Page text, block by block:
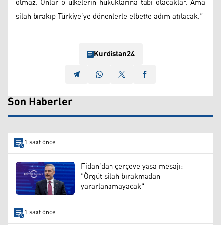
silah bırakıp Türkiye’ye dönenlerle elbette adım atılacak.”
Kurdistan24
Son Haberler
1 saat önce
Fidan’dan çerçeve yasa mesajı:
"Örgüt silah bırakmadan
yararlanamayacak"
1 saat önce